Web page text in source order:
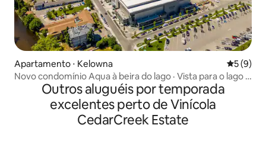
Apartamento ⋅ Kelowna 5 de
5 (9)
Novo condomínio Aqua à beira do lago · Vista para o lago e
a montanhaOutros aluguéis por temporada
excelentes perto de Vinícola
CedarCreek Estate